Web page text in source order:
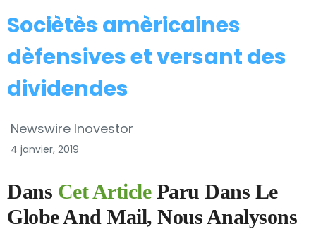
Sociètès amèricaines
dèfensives et versant des
dividendes
Newswire Inovestor
4 janvier, 2019
Dans Cet ArticleParu Dans Le
Globe And Mail, Nous Analysons